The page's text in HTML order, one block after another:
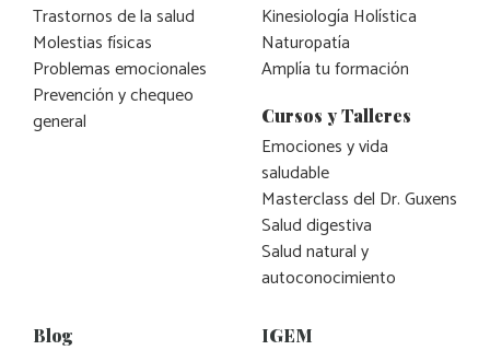
Trastornos de la salud
Molestias físicas
Problemas emocionales
Prevención y chequeo
general
Kinesiología Holística
Naturopatía
Amplía tu formación
Cursos y Talleres
Emociones y vida
saludable
Masterclass del Dr. Guxens
Salud digestiva
Salud natural y
autoconocimiento
Blog IGEM